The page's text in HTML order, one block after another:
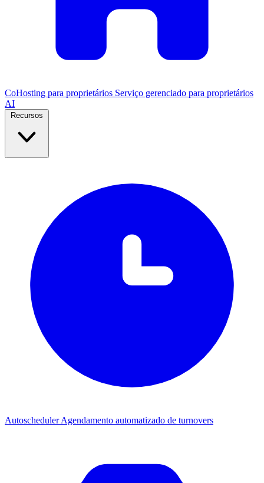
CoHosting para proprietários Serviço gerenciado para proprietários
AI
AutoschedulerAgendamento automatizado de turnovers